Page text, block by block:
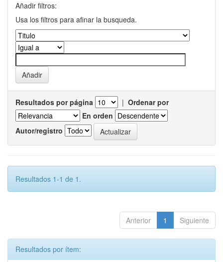
Añadir filtros:
Usa los filtros para afinar la busqueda.
Resultados por página | Ordenar por
En orden
Autor/registro
Resultados 1-1 de 1.
Anterior 1 Siguiente
Resultados por ítem: